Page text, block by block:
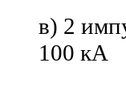
в) 2
100 кА